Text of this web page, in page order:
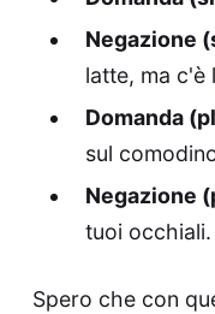
Negazione
latte, ma c'è
Domanda
sul
Negazione
tuoi occhiali.
Spero che con